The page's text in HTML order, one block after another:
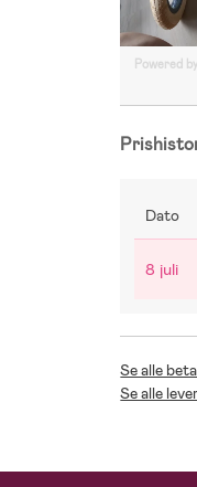
Powered
Dato
8 juli
Se alle
Se alle